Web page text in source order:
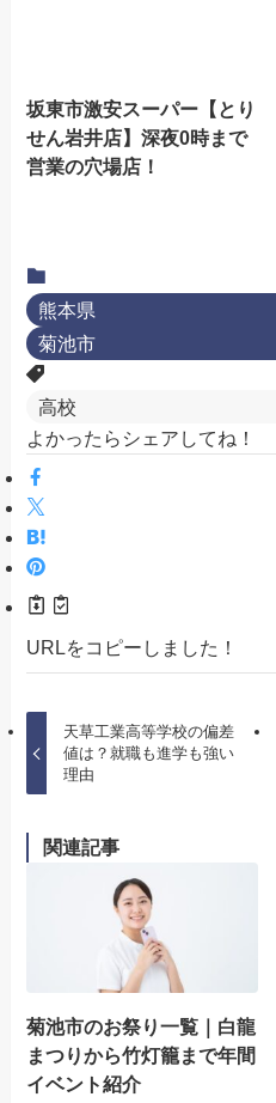
坂東市激安スーパー【とり
せん岩井店】深夜0時まで
営業の穴場店！
熊本県
菊池市
高校
よかったらシェアしてね！
URLをコピーしました！
天草工業高等学校の偏差
値は？就職も進学も強い
理由
関連記事
菊池市のお祭り一覧｜白龍
まつりから竹灯籠まで年間
イベント紹介